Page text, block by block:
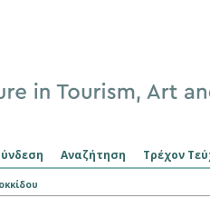
Αναζήτηση Τρέχον